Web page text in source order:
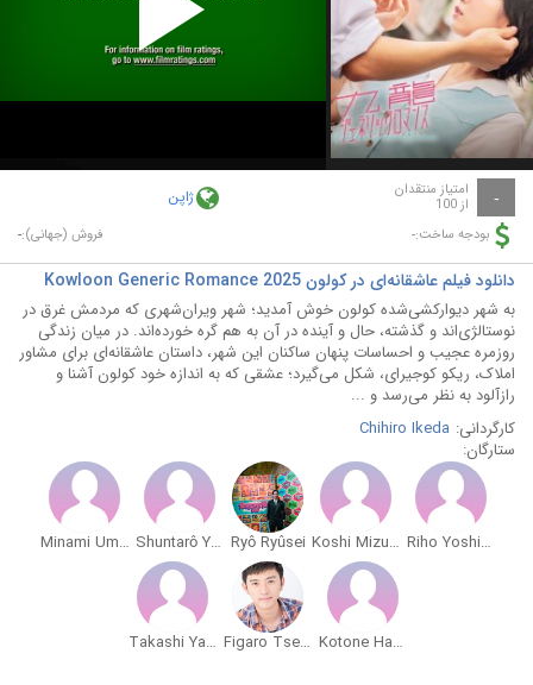
Play
Video
- امتیاز منتقدان
از 100 ژاپن
بودجه ساخت:- فروش (جهانی):-
دانلود فیلم عاشقانه‌ای در کولون Kowloon Generic Romance 2025
به شهر دیوارکشی‌شده کولون خوش آمدید؛ شهر ویران‌شهری که مردمش غرق در
نوستالژی‌اند و گذشته، حال و آینده در آن به هم گره خورده‌اند. در میان زندگی
روزمره عجیب و احساسات پنهان ساکنان این شهر، داستان عاشقانه‌ای برای مشاور
املاک، ریکو کوجیرای، شکل می‌گیرد؛ عشقی که به اندازه خود کولون آشنا و
رازآلود به نظر می‌رسد و ...
کارگردانی: Chihiro Ikeda
ستارگان:
Riho Yoshioka
Koshi Mizukami
Ryô Ryûsei
Shuntarô Yanagi
Minami Umezawa
Kotone Hanase
Figaro Tseng
Takashi Yamanaka